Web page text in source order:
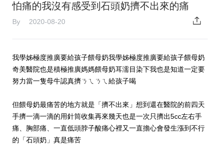
怕痛的我沒有感受到石頭奶擠不出來的痛
By 2020-08-20
我學姊極度推廣要給孩子餵母奶我學姊極度推廣要給孩子餵母奶
奇美醫院也是積極推廣媽媽餵母奶耳濡目染下我也是知道一定要
努力當一隻母牛認真擠ㄋㄟㄋㄟ給孩子喝
但餵母奶最痛苦的地方就是「擠不出來」想到還在醫院的前四天
手擠一滴一滴的用針筒收集再來幾天也是一次只擠出5cc左右手
痛、胸部痛、一直低頭脖子酸痛心裡又一直擔心會發生漲到不行
的「石頭奶」真是痛苦